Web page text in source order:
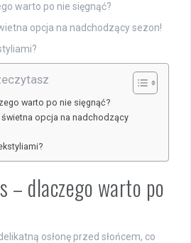
warto po nie sięgnąć?
opcja na nadchodzący sezon!
warto po nie sięgnąć?
opcja na nadchodzący
– dlaczego warto po
osłonę przed słońcem, co